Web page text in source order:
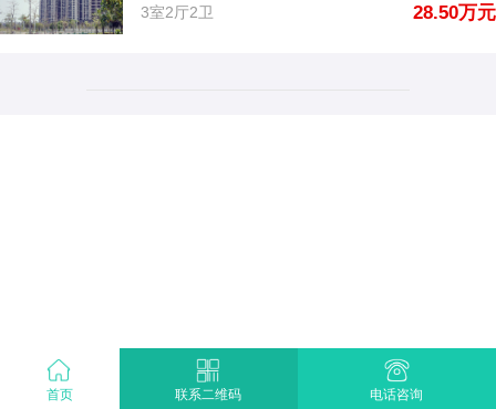
首页 联系二维码 电话咨询
3室2厅2卫 28.50万元